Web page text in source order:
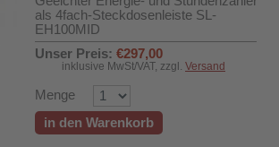
als 4fach-Steckdosenleiste SL-
EH100MID
Unser Preis: €297,00
inklusive MwSt/VAT, zzgl. Versand
Menge
in den Warenkorb